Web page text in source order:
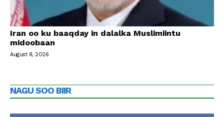
Iran oo ku baaqday in dalalka Muslimiintu
midoobaan
August 8, 2026
NAGU SOO BIIR